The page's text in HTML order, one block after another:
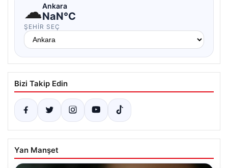
☁Ankara
NaN°C
ŞEHIR SEÇ
Bizi Takip Edin
Yan Manşet